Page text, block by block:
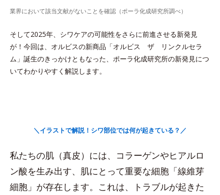
業界において該当文献がないことを確認（ポーラ化成研究所調べ）
そして2025年、シワケアの可能性をさらに前進させる新発見
が！今回は、オルビスの新商品「オルビス ザ リンクルセラ
ム」誕生のきっかけともなった、ポーラ化成研究所の新発見につ
いてわかりやすく解説します。
＼イラストで解説！シワ部位では何が起きている？／
私たちの肌（真皮）には、コラーゲンやヒアルロ
ン酸を生み出す、肌にとって重要な細胞「線維芽
細胞」が存在します。これは、トラブルが起きた